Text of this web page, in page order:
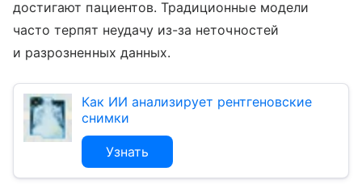
достигают пациентов. Традиционные модели
часто терпят неудачу из-за неточностей
и разрозненных данных.
Как ИИ анализирует рентгеновские
снимки
Узнать